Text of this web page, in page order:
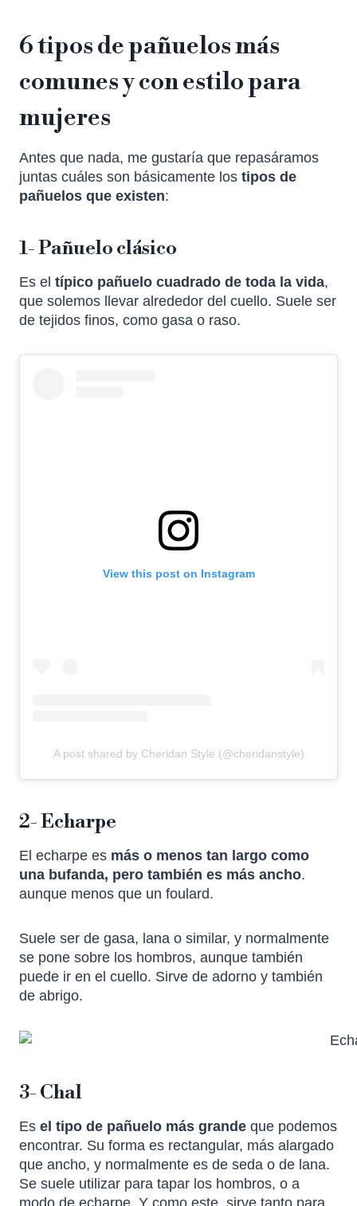
6 tipos de pañuelos más
comunes y con estilo para
mujeres
Antes que nada, me gustaría que repasáramos
juntas cuáles son básicamente los tipos de
pañuelos que existen:
1- Pañuelo clásico
Es el típico pañuelo cuadrado de toda la vida,
que solemos llevar alrededor del cuello. Suele ser
de tejidos finos, como gasa o raso.
View this post on Instagram
A post shared by Cheridan Style (@cheridanstyle)
2- Echarpe
El echarpe es más o menos tan largo como
una bufanda, pero también es más ancho.
aunque menos que un foulard.
Suele ser de gasa, lana o similar, y normalmente
se pone sobre los hombros, aunque también
puede ir en el cuello. Sirve de adorno y también
de abrigo.
3- Chal
Es el tipo de pañuelo más grande que podemos
encontrar. Su forma es rectangular, más alargado
que ancho, y normalmente es de seda o de lana.
Se suele utilizar para tapar los hombros, o a
modo de echarpe. Y como este, sirve tanto para